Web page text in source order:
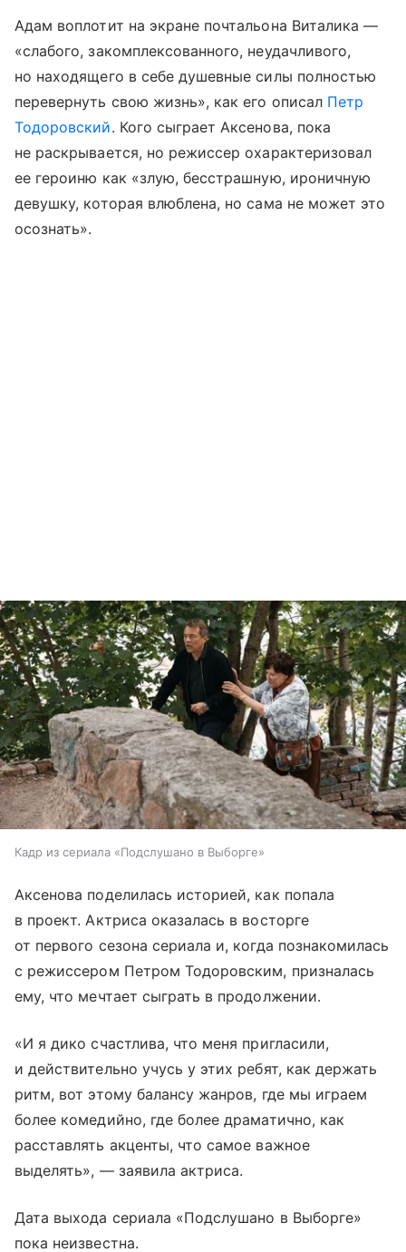
Адам воплотит на экране почтальона Виталика —
«слабого, закомплексованного, неудачливого,
но находящего в себе душевные силы полностью
перевернуть свою жизнь», как его описал Петр
Тодоровский. Кого сыграет Аксенова, пока
не раскрывается, но режиссер охарактеризовал
ее героиню как «злую, бесстрашную, ироничную
девушку, которая влюблена, но сама не может это
осознать».
Кадр из сериала «Подслушано в Выборге»
Аксенова поделилась историей, как попала
в проект. Актриса оказалась в восторге
от первого сезона сериала и, когда познакомилась
с режиссером Петром Тодоровским, призналась
ему, что мечтает сыграть в продолжении.
«И я дико счастлива, что меня пригласили,
и действительно учусь у этих ребят, как держать
ритм, вот этому балансу жанров, где мы играем
более комедийно, где более драматично, как
расставлять акценты, что самое важное
выделять», — заявила актриса.
Дата выхода сериала «Подслушано в Выборге»
пока неизвестна.